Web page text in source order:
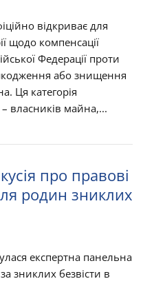
відкриває для
щодо компенсації
Федерації проти
або знищення
Ця категорія
власників майна,...
про правові
родин зниклих
експертна панельна
зниклих безвісти в